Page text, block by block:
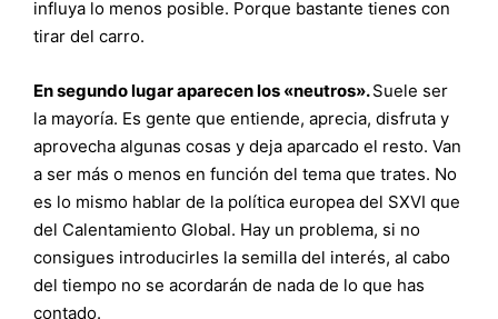
influya lo menos posible. Porque bastante tienes con
tirar del carro.
En segundo lugar aparecen los «neutros».Suele ser
la mayoría. Es gente que entiende, aprecia, disfruta y
aprovecha algunas cosas y deja aparcado el resto. Van
a ser más o menos en función del tema que trates. No
es lo mismo hablar de la política europea del SXVI que
del Calentamiento Global. Hay un problema, si no
consigues introducirles la semilla del interés, al cabo
del tiempo no se acordarán de nada de lo que has
contado.